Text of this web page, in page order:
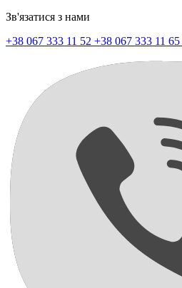
Зв'язатися з нами
+38 067 333 11 52 +38 067 333 11 65